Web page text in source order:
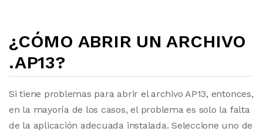
¿CÓMO ABRIR UN ARCHIVO
.AP13?
Si tiene problemas para abrir el archivo AP13, entonces,
en la mayoría de los casos, el problema es solo la falta
de la aplicación adecuada instalada. Seleccione uno de